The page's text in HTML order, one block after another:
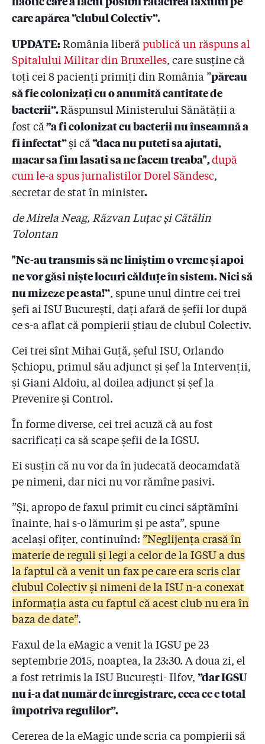
2.6
#Colectiv: Drapelul țesut cu fir de șpagă (II). Lista
firmelor care au dat bani pompierilor. De ce tace
2.7
Pompierii au autorizat firma care a pus artificiile la
Colectiv să facă un show pirotehnic pe Național
Arena, stadion pe care tot pompierii nu l-au
autorizat!
Sora și nepotul colonelului Aldoiu, șeful celor doi
pompieri de la Colectiv, au o firmă pe baza căreia se
iau avize ISU
DNA a clasat de două ori un dosar penal cu
”sponsorizările” pompierilor! Judecătorul:
"Sponsorizările sînt vinovății în lanțul cauzal al
2.10
#Colectiv: Raed Arafat știa de sponsorizări! Cum
Pentru ce firmă le ceruseră pompierii bani patronilor
de la ”Colectiv”?
2.12
Coloneii care-i conduc pe pompieri refuză să facă
public Raportul de control al sponsorizărilor! Reacția
premierului Cioloș
2.13
#COLECTIV: Șefii IGSU își bat joc de cetățeni și de
promisiunea de transparență a premierului Cioloș
2.14
Ați mințit! Pompierii știau de clubul Colectiv cu cinci
săptămîni înainte de incendiu! Pus în fața unui fax al
Gazetei, Arafat a ordonat azi noapte o anchetă la ISU
2.15
”Dacă voia, oricine putea șterge Colectiv din softul
ISU!” Cine va plăti 50 de milioane de euro
despăgubiri?
întîmplat la ISU?!
2.17
Ședință cu strigăte la ISU: ”De ce Arafat nu e aici,
printre noi? De ce nu demisionează și Arafat?!”
2.18
Pompierul arestat lucra, de două luni, la o firmă de
consultanță PSI. Patronul: ”Cînd era la ISU, George
mi-a dat sfaturi pe prietenie, nu pe bani”
2.19
Cifre oficiale de la ISU: "Din 24 de sponsori, în trei
doar un eșantion
2.20
Pompier demis: ”Șefii de la IGSU să-și asume eșecul
cras de prevenire care a dus la Colectiv!”
2.21
Kovesi cere redeschiderea dosarului sponsorizărilor
două ori înainte de incendiul de la Colectiv!
care apărea ”clubul Colectiv”.
UPDATE:România liberă publică un răspuns al
Spitalului Militar din Bruxelles, care susține că
toți cei 8 pacienți primiți din România ”păreau
să fie colonizați cu o anumită cantitate de
bacterii”.Răspunsul Ministerului Sănătății a
fost că ”a fi colonizat cu bacterii nu înseamnă a
fi infectat”și că ”daca nu puteti sa ajutati,
macar sa fim lasati sa ne facem treaba",după
cum le-a spus jurnalistilor Dorel Săndesc,
secretar de stat în minister.
de Mirela Neag, Răzvan Luțac și Cătălin
Tolontan
"Ne-au transmis să ne liniștim o vreme și apoi
ne vor găsi niște locuri călduțe în sistem. Nici să
nu mizeze pe asta!”, spune unul dintre cei trei
șefi ai ISU București, dați afară de șefii lor după
ce s-a aflat că pompierii știau de clubul Colectiv.
Cei trei sînt Mihai Guță, șeful ISU, Orlando
Șchiopu, primul său adjunct și șef la Intervenții,
și Giani Aldoiu, al doilea adjunct și șef la
Prevenire și Control.
În forme diverse, cei trei acuză că au fost
sacrificați ca să scape șefii de la IGSU.
Ei susțin că nu vor da în judecată deocamdată
pe nimeni, dar nici nu vor rămîne pasivi.
”Și, apropo de faxul primit cu cinci săptămîni
înainte, hai s-o lămurim și pe asta”, spune
același ofițer, continuînd: ”Neglijența crasă în
materie de reguli și legi a celor de la IGSU a dus
la faptul că a venit un fax pe care era scris clar
clubul Colectiv și nimeni de la ISU n-a conexat
informația asta cu faptul că acest club nu era în
baza de date”.
Faxul de la eMagic a venit la IGSU pe 23
septembrie 2015, noaptea, la 23:30. A doua zi, el
a fost retrimis la ISU București- Ilfov, ”dar IGSU
nu i-a dat număr de înregistrare, ceea ce e total
împotriva regulilor”.
Cererea de la eMagic unde scria ca pompierii să